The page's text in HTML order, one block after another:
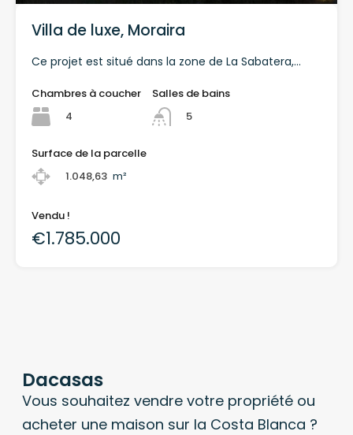
Villa de luxe, Moraira
Ce projet est situé dans la zone de La Sabatera,...
Chambres à coucher
4
Salles de bains
5
Surface de la parcelle
1.048,63 m²
Vendu !
€1.785.000
Dacasas
Vous souhaitez vendre votre propriété ou
acheter une maison sur la Costa Blanca ?